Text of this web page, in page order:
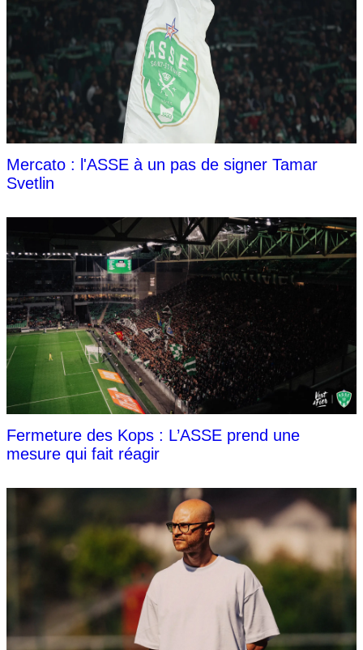
Mercato : l'ASSE à un pas de signer Tamar
Svetlin
Fermeture des Kops : L’ASSE prend une
mesure qui fait réagir